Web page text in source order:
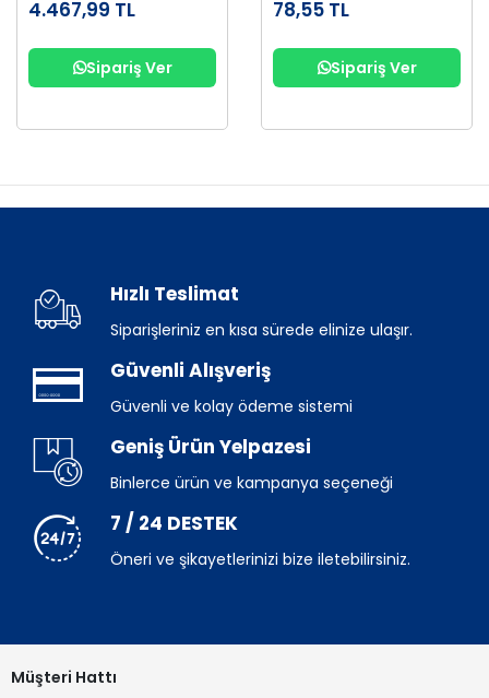
4.467,99 TL
Sipariş Ver
78,55 TL
Sipariş Ver
Hızlı Teslimat
Siparişleriniz en kısa sürede elinize ulaşır.
Güvenli Alışveriş
Güvenli ve kolay ödeme sistemi
Geniş Ürün Yelpazesi
Binlerce ürün ve kampanya seçeneği
7 / 24 DESTEK
Öneri ve şikayetlerinizi bize iletebilirsiniz.
Müşteri Hattı